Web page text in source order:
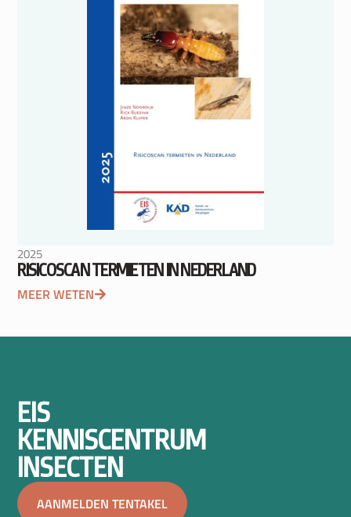
2025
RISICOSCAN TERMIETEN IN NEDERLAND
MEER WETEN
EIS
KENNISCENTRUM
INSECTEN
AANMELDEN TENTAKEL